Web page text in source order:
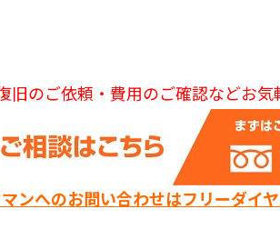
旧のご依頼・費用のご確認などお気
ンへのお問い合わせはフリーダイ